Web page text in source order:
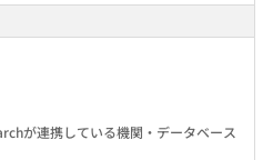
が連携している機関・データベース